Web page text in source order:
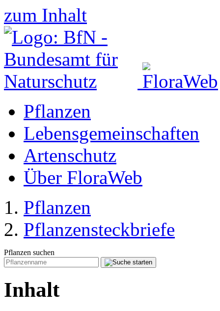
zum Inhalt
Pflanzen
Lebensgemeinschaften
Artenschutz
Über FloraWeb
Pflanzen
Pflanzensteckbriefe
Pflanzen suchen
Inhalt